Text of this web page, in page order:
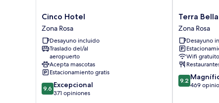
Cinco
Hotel
Zona
Rosa
Cinco Hotel
Zona Rosa
Desayuno incluido
Traslado del/al
aeropuerto
Acepta mascotas
Estacionamiento gratis
9.6
de
9.6 Excepcional
371 opiniones
Terra
Bella
Hotel
Boutique
Zona
Rosa
Terra
Zona Rosa
Desayuno
Wifi gratuito
9.2
de
9.2
469